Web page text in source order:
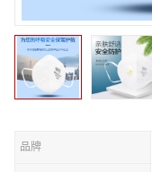
品牌